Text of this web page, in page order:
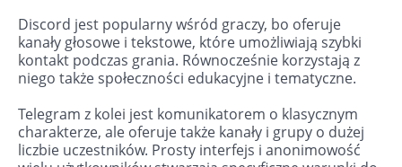
Discord jest popularny wśród graczy, bo oferuje
kanały głosowe i tekstowe, które umożliwiają szybki
kontakt podczas grania. Równocześnie korzystają z
niego także społeczności edukacyjne i tematyczne.
Telegram z kolei jest komunikatorem o klasycznym
charakterze, ale oferuje także kanały i grupy o dużej
liczbie uczestników. Prosty interfejs i anonimowość